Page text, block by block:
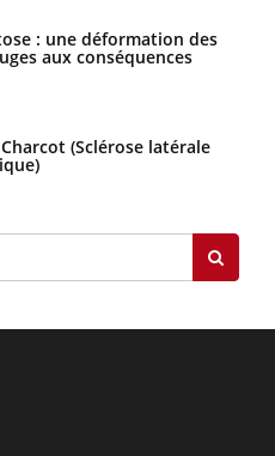
: une déformation des
aux conséquences
(Sclérose latérale